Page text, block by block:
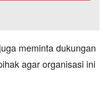
meminta dukungan
agar organisasi ini